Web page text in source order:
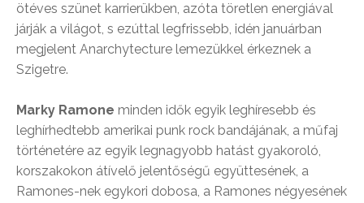
ötéves szünet karrierükben, azóta töretlen energiával
járják a világot, s ezúttal legfrissebb, idén januárban
megjelent Anarchytecture lemezükkel érkeznek a
Szigetre.
Marky Ramone minden idők egyik leghíresebb és
leghírhedtebb amerikai punk rock bandájának, a műfaj
történetére az egyik legnagyobb hatást gyakoroló,
korszakokon átívelő jelentőségű együttesének, a
Ramones-nek egykori dobosa, a Ramones négyesének